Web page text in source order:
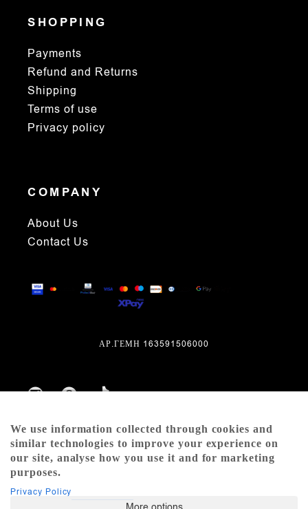
SHOPPING
Payments
Refund and Returns
Shipping
Terms of use
Privacy policy
COMPANY
About Us
Contact Us
ΑΡ.ΓΕΜΗ 163591506000
We use information collected through cookies and
similar technologies to improve your experience on
our site, analyse how you use it and for marketing
purposes.
Privacy Policy